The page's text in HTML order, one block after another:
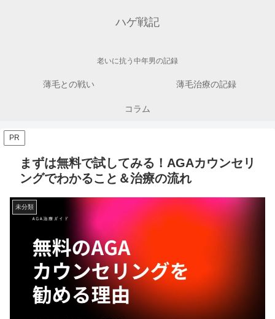
ハゲ戦記
老いに抗う中年男の記録
薄毛との戦い 薄毛治療の記録
コラム
PR
まずは無料で試してみる！AGAカウンセリ
ングでわかること＆治療の流れ
未分類